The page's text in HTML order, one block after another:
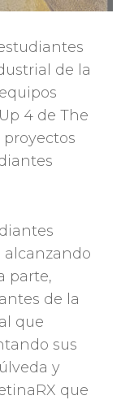
de la
4 de The
parte,
de la
que
sus
y
que